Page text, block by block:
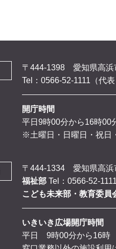
〒444-1398 愛知県高浜
Tel：0566-52-1111（代表
開庁時間
平日9時00分から16時00
※土曜日・日曜日・祝
〒444-1334 愛知県高浜
福祉部 Tel：0566-52-
こども未来部・教育委員
いきいき広場開庁時間
平日 9時00分から16時